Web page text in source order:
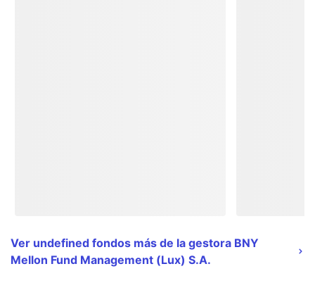
Ver undefined fondos más de la gestora BNY
Mellon Fund Management (Lux) S.A.